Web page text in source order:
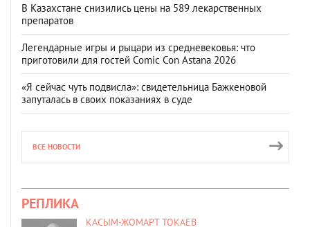
В Казахстане снизились цены на 589 лекарственных
препаратов
Легендарные игры и рыцари из средневековья: что
приготовили для гостей Comic Con Astana 2026
«Я сейчас чуть подвисла»: свидетельница Бажкеновой
запуталась в своих показаниях в суде
ВСЕ НОВОСТИ
РЕПЛИКА
КАСЫМ-ЖОМАРТ ТОКАЕВ